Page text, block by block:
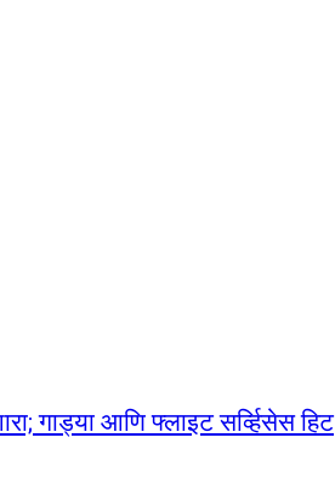
गाड्या आणि फ्लाइट सर्व्हिसेस हिट